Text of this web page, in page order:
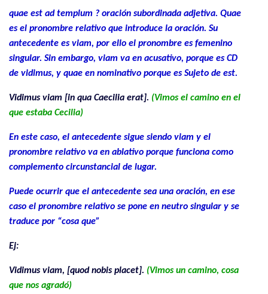
quae est ad templum ? oración subordinada adjetiva. Quae
es el pronombre relativo que introduce la oración. Su
antecedente es viam, por ello el pronombre es femenino
singular. Sin embargo, viam va en acusativo, porque es CD
de vidimus, y quae en nominativo porque es Sujeto de est.
Vidimus viam [in qua Caecilia erat]. (Vimos el camino en el
que estaba Cecilia)
En este caso, el antecedente sigue siendo viam y el
pronombre relativo va en ablativo porque funciona como
complemento circunstancial de lugar.
Puede ocurrir que el antecedente sea una oración, en ese
caso el pronombre relativo se pone en neutro singular y se
traduce por “cosa que”
Ej:
Vidimus viam, [quod nobis placet]. (Vimos un camino, cosa
que nos agradó)